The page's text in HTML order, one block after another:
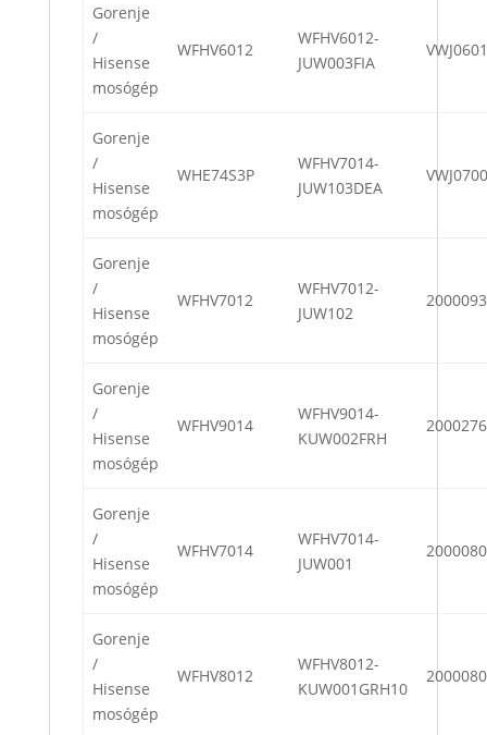
Gorenje
/
Hisense
mosógép
WFHV6012
WFHV6012-
JUW003FIA
Gorenje
/
Hisense
mosógép
WHE74S3P
WFHV7014-
JUW103DEA
Gorenje
/
Hisense
mosógép
WFHV7012
WFHV7012-
JUW102
Gorenje
/
Hisense
mosógép
WFHV9014
WFHV9014-
KUW002FRH
Gorenje
/
Hisense
mosógép
WFHV7014
WFHV7014-
JUW001
Gorenje
/
Hisense
mosógép
WFHV8012
WFHV8012-
KUW001GRH10